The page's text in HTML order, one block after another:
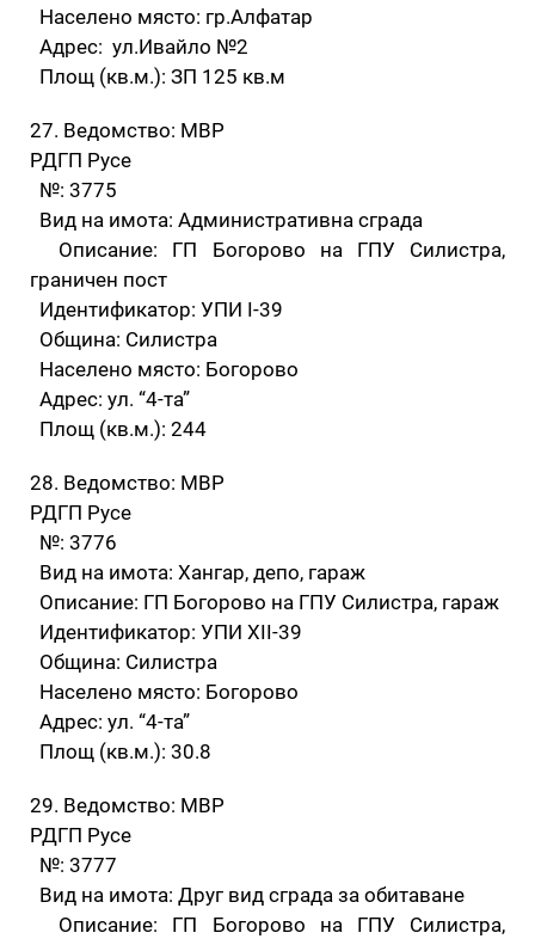
Населено място: гр.Алфатар
Адрес: ул.Ивайло №2
Площ (кв.м.): ЗП 125 кв.м
27. Ведомство: МВР
РДГП Русе
№: 3775
Вид на имота: Административна сграда
Описание: ГП Богорово на ГПУ Силистра,
граничен пост
Идентификатор: УПИ I-39
Община: Силистра
Населено място: Богорово
Адрес: ул. “4-та”
Площ (кв.м.): 244
28. Ведомство: МВР
РДГП Русе
№: 3776
Вид на имота: Хангар, депо, гараж
Описание: ГП Богорово на ГПУ Силистра, гараж
Идентификатор: УПИ XII-39
Община: Силистра
Населено място: Богорово
Адрес: ул. “4-та”
Площ (кв.м.): 30.8
29. Ведомство: МВР
РДГП Русе
№: 3777
Вид на имота: Друг вид сграда за обитаване
Описание: ГП Богорово на ГПУ Силистра,